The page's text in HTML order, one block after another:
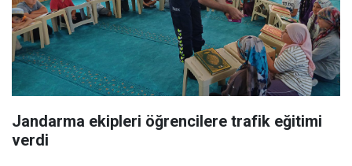
Jandarma ekipleri öğrencilere trafik eğitimi
verdi